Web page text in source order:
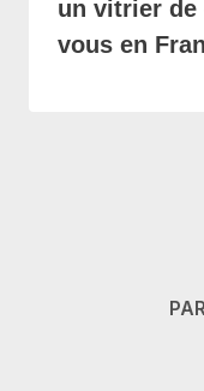
un vitrier de
vous en